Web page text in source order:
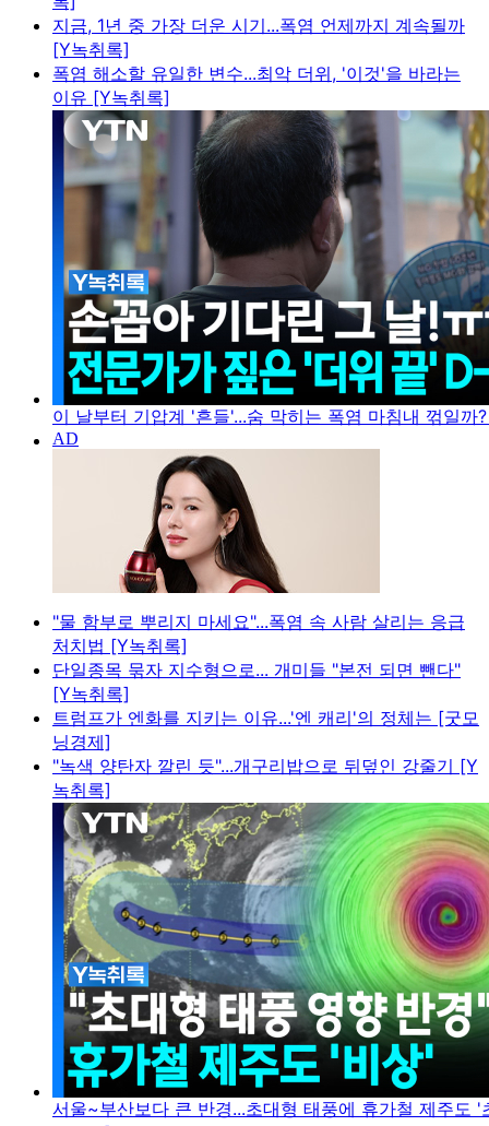
지금, 1년 중 가장 더운 시기...폭염 언제까지 계속될까
[Y녹취록]
폭염 해소할 유일한 변수...최악 더위, '이것'을 바라는
이유 [Y녹취록]
이 날부터 기압계 '흔들'...숨 막히는 폭염 마침내 꺾일까
"물 함부로 뿌리지 마세요"...폭염 속 사람 살리는 응급
처치법 [Y녹취록]
단일종목 묶자 지수형으로... 개미들 "본전 되면 뺀다"
[Y녹취록]
트럼프가 엔화를 지키는 이유...'엔 캐리'의 정체는 [굿모
닝경제]
"녹색 양탄자 깔린 듯"...개구리밥으로 뒤덮인 강줄기 [Y
녹취록]
서울~부산보다 큰 반경...초대형 태풍에 휴가철 제주도 '